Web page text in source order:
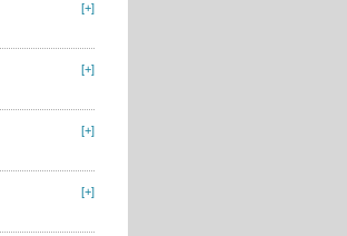
[+]
[+]
[+]
[+]